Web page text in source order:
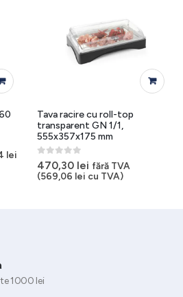
lei
Tava racire cu roll-top
transparent GN 1/1,
555x357x175 mm
0out of 5
470,30 lei fără TVA
(569,06 lei cu TVA)
1000 lei